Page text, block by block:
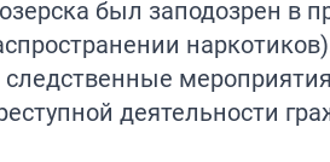
был заподозрен в
деятельности